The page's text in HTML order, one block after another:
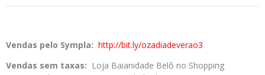
Vendas pelo Sympla: http://bit.ly/ozadiadeverao3
Vendas sem taxas: Loja Baianidade Belô no Shopping